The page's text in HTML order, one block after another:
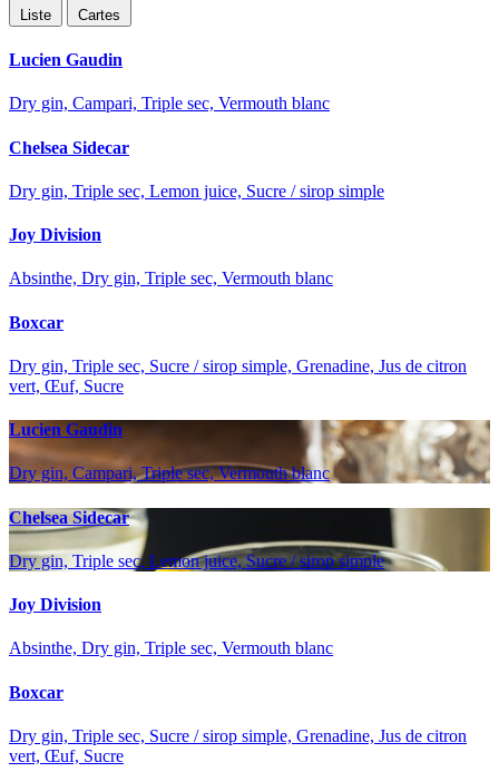
Liste Cartes
Lucien Gaudin
Dry gin, Campari, Triple sec, Vermouth blanc
Chelsea Sidecar
Dry gin, Triple sec, Lemon juice, Sucre / sirop simple
Joy Division
Absinthe, Dry gin, Triple sec, Vermouth blanc
Boxcar
Dry gin, Triple sec, Sucre / sirop simple, Grenadine, Jus de citron
vert, Œuf, Sucre
Lucien Gaudin
Dry gin, Campari, Triple sec, Vermouth blanc
Chelsea Sidecar
Dry gin, Triple sec, Lemon juice, Sucre / sirop simple
Joy Division
Absinthe, Dry gin, Triple sec, Vermouth blanc
Boxcar
Dry gin, Triple sec, Sucre / sirop simple, Grenadine, Jus de citron
vert, Œuf, Sucre